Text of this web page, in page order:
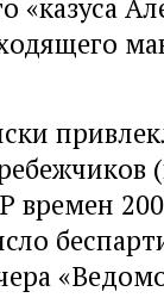
«казуса
времен